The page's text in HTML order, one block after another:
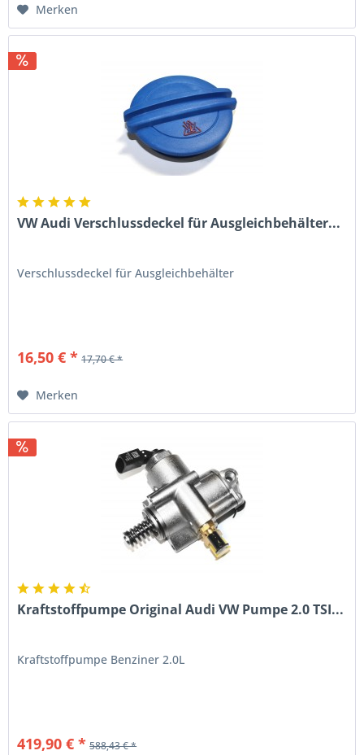
Merken
VW Audi Verschlussdeckel für Ausgleichbehälter...
Verschlussdeckel für Ausgleichbehälter
16,50 € * 17,70 € *
Merken
Kraftstoffpumpe Original Audi VW Pumpe 2.0 TSI...
Kraftstoffpumpe Benziner 2.0L
419,90 € * 588,43 € *